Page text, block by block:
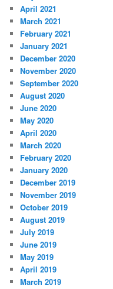
April 2021
March 2021
February 2021
January 2021
December 2020
November 2020
September 2020
August 2020
June 2020
May 2020
April 2020
March 2020
February 2020
January 2020
December 2019
November 2019
October 2019
August 2019
July 2019
June 2019
May 2019
April 2019
March 2019